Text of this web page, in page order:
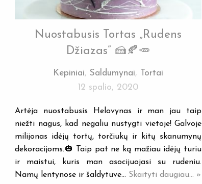
Nuostabusis Tortas „Rudens
Džiazas” 🍰🍂🥕
Kepiniai, Saldumynai,
Tortai
12 spalio, 2020
Artėja nuostabusis Helovynas ir man jau taip
niežti nagus, kad negaliu nustygti vietoje! Galvoje
milijonas idėjų tortų, torčiukų ir kitų skanumynų
dekoracijoms.🎃 Taip pat ne ką mažiau idėjų turiu
ir maistui, kuris man asocijuojasi su rudeniu.
Namų lentynose ir šaldytuve… Skaityti daugiau... »